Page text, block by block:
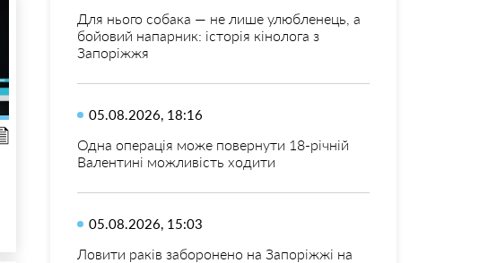
Для нього собака — не лише улюбленець, а
бойовий напарник: історія кінолога з
Запоріжжя
05.08.2026, 18:16
Одна операція може повернути 18-річній
Валентині можливість ходити
05.08.2026, 15:03
Ловити раків заборонено на Запоріжжі на